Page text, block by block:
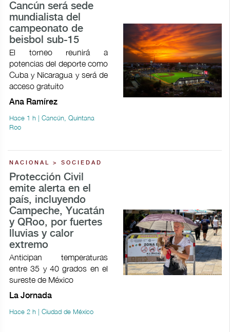
Cancún será sede
mundialista del
campeonato de
beisbol sub-15
El torneo reunirá a
potencias del deporte como
Cuba y Nicaragua y será de
acceso gratuito
Ana Ramírez
Hace 1 h | Cancún, Quintana
Roo
NACIONAL > SOCIEDAD
Protección Civil
emite alerta en el
país, incluyendo
Campeche, Yucatán
y QRoo, por fuertes
lluvias y calor
extremo
Anticipan temperaturas
entre 35 y 40 grados en el
sureste de México
La Jornada
Hace 2 h | Ciudad de México